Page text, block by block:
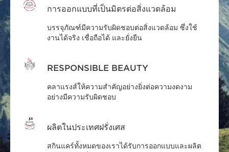
ผิวแห้งและผิวขาดความชุ่มชื้น
เป็นผิวประเภทเดียวกัน
ผิวแห้งเป็นประเภทของผิว เช่นเดียวกับ
การขาดความชุ่มชื้นเป็นปัญหาของผิว
เช่นเดียวกับความเหนื่อยล้าหรือความ
ผิวทุกประเภทสามารถขาดความชุ่มชื้น
ส
ก
ตล
นั้
การออกแบบที่เป็นมิตรต่อสิ่งแวดล้อม
บรรจุภัณฑ์มีความรับผิดชอบต่อสิ่งแวดล้อม ซึ่งใช้
งานได้จริง เชื่อถือได้ และยั่งยืน
RESPONSIBLE BEAUTY
คลาแรงส์ให้ความสำคัญอย่างยิ่งต่อความงดงาม
อย่างมีความรับผิดชอบ
ผลิตในประเทศฝรั่งเศส
สกินแคร์ทั้งหมดของเราได้รับการออกแบบและผลิต